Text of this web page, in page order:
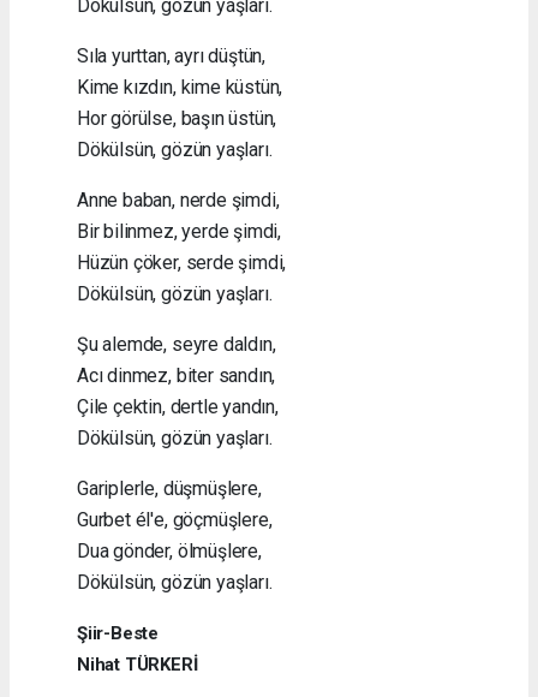
Dökülsün, gözün yaşları.
Sıla yurttan, ayrı düştün,
Kime kızdın, kime küstün,
Hor görülse, başın üstün,
Dökülsün, gözün yaşları.
Anne baban, nerde şimdi,
Bir bilinmez, yerde şimdi,
Hüzün çöker, serde şimdi,
Dökülsün, gözün yaşları.
Şu alemde, seyre daldın,
Acı dinmez, biter sandın,
Çile çektin, dertle yandın,
Dökülsün, gözün yaşları.
Gariplerle, düşmüşlere,
Gurbet él'e, göçmüşlere,
Dua gönder, ölmüşlere,
Dökülsün, gözün yaşları.
Şiir-Beste
Nihat TÜRKERİ